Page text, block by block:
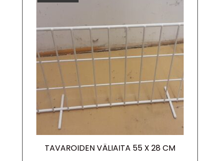
TAVAROIDEN VÄLIAITA 55 X 28 CM